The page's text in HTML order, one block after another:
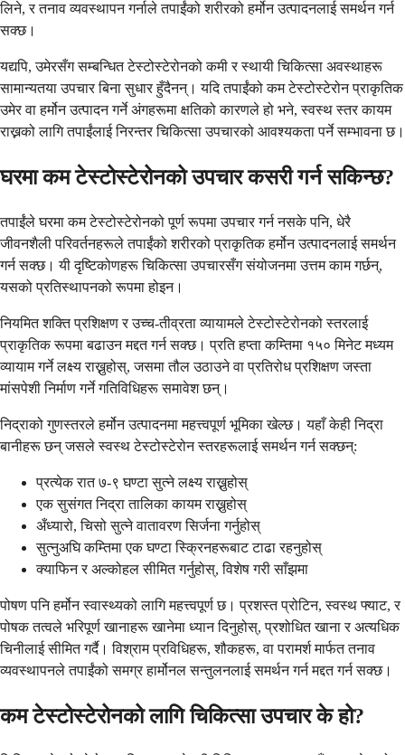
लिने, र तनाव व्यवस्थापन गर्नाले तपाईंको शरीरको हर्मोन उत्पादनलाई समर्थन गर्न
सक्छ।
यद्यपि, उमेरसँग सम्बन्धित टेस्टोस्टेरोनको कमी र स्थायी चिकित्सा अवस्थाहरू
सामान्यतया उपचार बिना सुधार हुँदैनन्। यदि तपाईंको कम टेस्टोस्टेरोन प्राकृतिक
उमेर वा हर्मोन उत्पादन गर्ने अंगहरूमा क्षतिको कारणले हो भने, स्वस्थ स्तर कायम
राख्नको लागि तपाईंलाई निरन्तर चिकित्सा उपचारको आवश्यकता पर्ने सम्भावना छ।
घरमा कम टेस्टोस्टेरोनको उपचार कसरी गर्न सकिन्छ?
तपाईंले घरमा कम टेस्टोस्टेरोनको पूर्ण रूपमा उपचार गर्न नसके पनि, धेरै
जीवनशैली परिवर्तनहरूले तपाईंको शरीरको प्राकृतिक हर्मोन उत्पादनलाई समर्थन
गर्न सक्छ। यी दृष्टिकोणहरू चिकित्सा उपचारसँग संयोजनमा उत्तम काम गर्छन्,
यसको प्रतिस्थापनको रूपमा होइन।
नियमित शक्ति प्रशिक्षण र उच्च-तीव्रता व्यायामले टेस्टोस्टेरोनको स्तरलाई
प्राकृतिक रूपमा बढाउन मद्दत गर्न सक्छ। प्रति हप्ता कम्तिमा १५० मिनेट मध्यम
व्यायाम गर्ने लक्ष्य राख्नुहोस्, जसमा तौल उठाउने वा प्रतिरोध प्रशिक्षण जस्ता
मांसपेशी निर्माण गर्ने गतिविधिहरू समावेश छन्।
निद्राको गुणस्तरले हर्मोन उत्पादनमा महत्त्वपूर्ण भूमिका खेल्छ। यहाँ केही निद्रा
बानीहरू छन् जसले स्वस्थ टेस्टोस्टेरोन स्तरहरूलाई समर्थन गर्न सक्छन्:
प्रत्येक रात ७-९ घण्टा सुत्ने लक्ष्य राख्नुहोस्
एक सुसंगत निद्रा तालिका कायम राख्नुहोस्
अँध्यारो, चिसो सुत्ने वातावरण सिर्जना गर्नुहोस्
सुत्नुअघि कम्तिमा एक घण्टा स्क्रिनहरूबाट टाढा रहनुहोस्
क्याफिन र अल्कोहल सीमित गर्नुहोस्, विशेष गरी साँझमा
पोषण पनि हर्मोन स्वास्थ्यको लागि महत्त्वपूर्ण छ। प्रशस्त प्रोटिन, स्वस्थ फ्याट, र
पोषक तत्वले भरिपूर्ण खानाहरू खानेमा ध्यान दिनुहोस्, प्रशोधित खाना र अत्यधिक
चिनीलाई सीमित गर्दै। विश्राम प्रविधिहरू, शौकहरू, वा परामर्श मार्फत तनाव
व्यवस्थापनले तपाईंको समग्र हार्मोनल सन्तुलनलाई समर्थन गर्न मद्दत गर्न सक्छ।
कम टेस्टोस्टेरोनको लागि चिकित्सा उपचार के हो?